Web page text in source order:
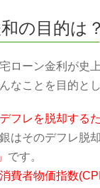
の目的は？
ローン金利が史
なことを目的と
デフレを脱却する
はそのデフレ脱
です。
消費者物価指数